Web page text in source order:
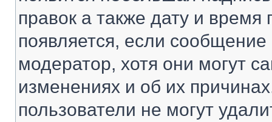
правок а также дату и
появляется, если
модератор, хотя они могут
изменениях и об их
пользователи не могут